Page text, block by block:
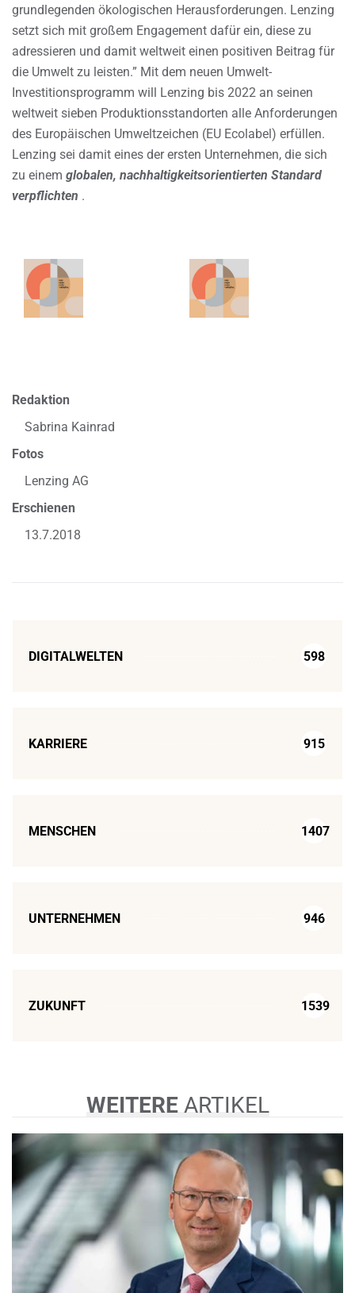
grundlegenden ökologischen Herausforderungen. Lenzing
setzt sich mit großem Engagement dafür ein, diese zu
adressieren und damit weltweit einen positiven Beitrag für
die Umwelt zu leisten.” Mit dem neuen Umwelt-
Investitionsprogramm will Lenzing bis 2022 an seinen
weltweit sieben Produktionsstandorten alle Anforderungen
des Europäischen Umweltzeichen (EU Ecolabel) erfüllen.
Lenzing sei damit eines der ersten Unternehmen, die sich
zu einem globalen, nachhaltigkeitsorientierten Standard
verpflichten .
Redaktion
Sabrina Kainrad
Fotos
Lenzing AG
Erschienen
13.7.2018
DIGITALWELTEN 598
KARRIERE 915
MENSCHEN 1407
UNTERNEHMEN 946
ZUKUNFT 1539
WEITEREARTIKEL